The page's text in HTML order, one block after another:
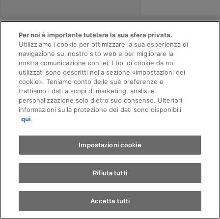
Appuntamento
Giro di prova
Trova un'auto
AMAG Buchrain
VW
Elsihof 1
Contatti il team
Per noi è importante tutelare la sua sfera privata.
Utilizziamo i cookie per ottimizzare la sua esperienza di
navigazione sul nostro sito web e per migliorare la
nostra comunicazione con lei. I tipi di cookie da noi
utilizzati sono descritti nella sezione «Impostazioni dei
cookie». Teniamo conto delle sue preferenze e
trattiamo i dati a scopi di marketing, analisi e
personalizzazione solo dietro suo consenso. Ulteriori
informazioni sulla protezione dei dati sono disponibili
qui.
Impostazioni cookie
Rifiuta tutti
Accetta tutti